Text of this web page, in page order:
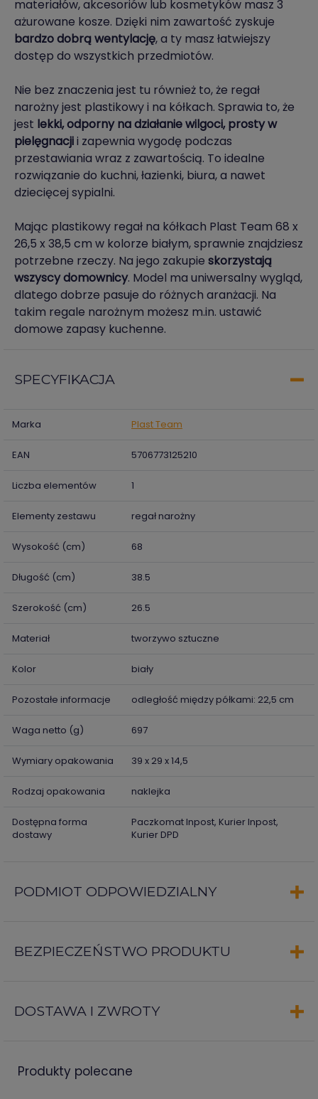
materiałów, akcesoriów lub kosmetyków masz 3
ażurowane kosze. Dzięki nim zawartość zyskuje
bardzo dobrą wentylację, a ty masz łatwiejszy
dostęp do wszystkich przedmiotów.
Nie bez znaczenia jest tu również to, że regał
narożny jest plastikowy i na kółkach. Sprawia to, że
jest lekki, odporny na działanie wilgoci, prosty w
pielęgnacjii zapewnia wygodę podczas
przestawiania wraz z zawartością. To idealne
rozwiązanie do kuchni, łazienki, biura, a nawet
dziecięcej sypialni.
Mając plastikowy regał na kółkach Plast Team 68 x
26,5 x 38,5 cm w kolorze białym, sprawnie znajdziesz
potrzebne rzeczy. Na jego zakupie skorzystają
wszyscy domownicy. Model ma uniwersalny wygląd,
dlatego dobrze pasuje do różnych aranżacji. Na
takim regale narożnym możesz m.in. ustawić
domowe zapasy kuchenne.
SPECYFIKACJA
Marka Plast Team
EAN 5706773125210
Liczba elementów 1
Elementy zestawu regał narożny
Wysokość (cm) 68
Długość (cm) 38.5
Szerokość (cm) 26.5
Materiał tworzywo sztuczne
Kolor biały
Pozostałe informacje odległość między półkami: 22,5 cm
Waga netto (g) 697
Wymiary opakowania 39 x 29 x 14,5
Rodzaj opakowania naklejka
Dostępna forma
dostawy
Paczkomat Inpost, Kurier Inpost,
Kurier DPD
PODMIOT ODPOWIEDZIALNY
BEZPIECZEŃSTWO PRODUKTU
DOSTAWA I ZWROTY
produkty polecane